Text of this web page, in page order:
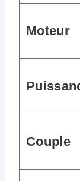
Moteur
Couple